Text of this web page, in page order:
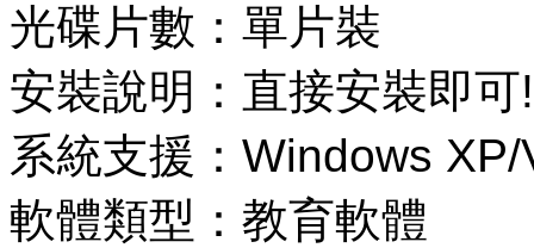
光碟片數：單片裝
安裝說明：直接安裝即可!
系統支援：Windows
軟體類型：教育軟體